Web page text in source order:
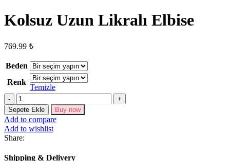
Kolsuz Uzun Likralı Elbise
769.99 ₺
Beden
Renk
Temizle
Kolsuz
Uzun
Likralı
Elbise
adet
Sepete Ekle Buy now
Add to compare
Add to wishlist
Share:
Shipping & Delivery